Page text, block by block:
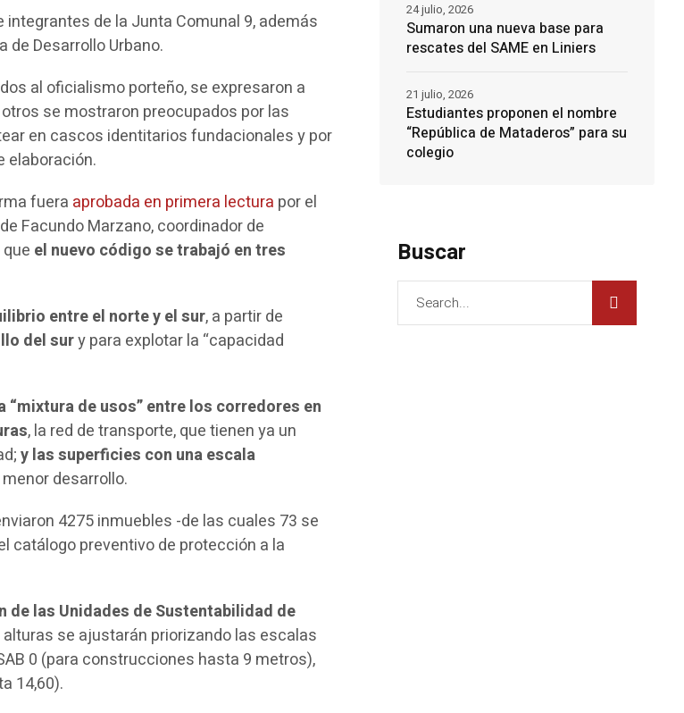
de la Junta Comunal 9, además
de Desarrollo Urbano.
al oficialismo porteño, se expresaron a
se mostraron preocupados por las
en cascos identitarios fundacionales y por
elaboración.
fuera aprobada en primera lectura por el
Facundo Marzano, coordinador de
el nuevo código se trabajó en tres
entre el norte y el sur, a partir de
del sury para explotar la “capacidad
“mixtura de usos” entre los corredores en
, la red de transporte, que tienen ya un
y las superficies con una escala
desarrollo.
4275 inmuebles -de las cuales 73 se
catálogo preventivo de protección a la
de las Unidades de Sustentabilidad de
se ajustarán priorizando las escalas
0 (para construcciones hasta 9 metros),
14,60).
Sumaron una nueva base para
rescates del SAME en Liniers
24 julio, 2026
Estudiantes proponen el nombre
“República de Mataderos” para su
colegio
21 julio, 2026
Buscar